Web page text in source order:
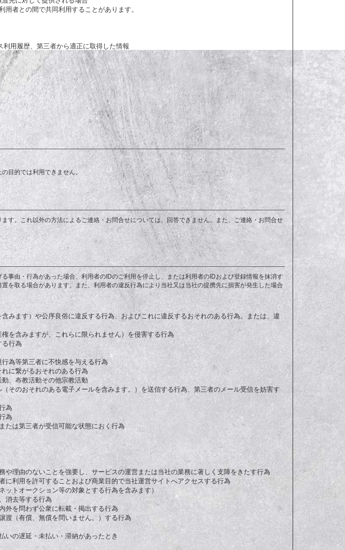
者との間で共同利用することがあります。
用履歴、第三者から適正に取得した情報
目的では利用できません。
す。これ以外の方法によるご連絡・お問合せについては、回答できません。また、ご連絡・お問合せ
事由・行為があった場合、利用者のIDのご利用を停止し、または利用者のIDおよび登録情報を抹消す
を取る場合があります。また、利用者の違反行為により当社又は当社の提携先に損害が発生した場合
みます）や公序良俗に違反する行為、およびこれに違反するおそれのある行為。または、違
を含みますが、これらに限られません）を侵害する行為
行為
為等第三者に不快感を与える行為
に繋がるおそれのある行為
、布教活動その他宗教活動
そのおそれのある電子メールを含みます。）を送信する行為、第三者のメール受信を妨害す
為
為
たは第三者が受信可能な状態におく行為
理由のないことを強要し、サービスの運営または当社の業務に著しく支障をきたす行為
利用を許可することおよび商業目的で当社運営サイトへアクセスする行為
トオークション等の対象とする行為を含みます）
消去等する行為
外を問わず公衆に転載・掲出する行為
渡（有償、無償を問いません。）する行為
いの遅延・未払い・滞納があったとき